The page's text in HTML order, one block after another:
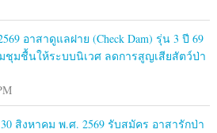
อาสาดูแลฝาย (Check Dam) รุ่น 3 ปี 69
มชื้นให้ระบบนิเวศ ลดการสูญเสียสัตว์ป่า
สิงหาคม พ.ศ. 2569 รับสมัคร อาสารักป่า